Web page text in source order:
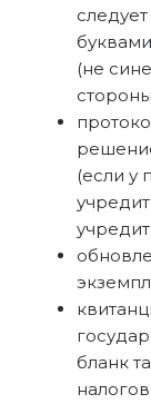
(не
(если у
бланк